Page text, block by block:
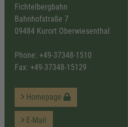
Fichtelbergbahn
Bahnhofstraße 7
09484 Kurort Oberwiesenthal
Phone: +49-37348-1510
Fax: +49-37348-15129
Homepage
E-Mail